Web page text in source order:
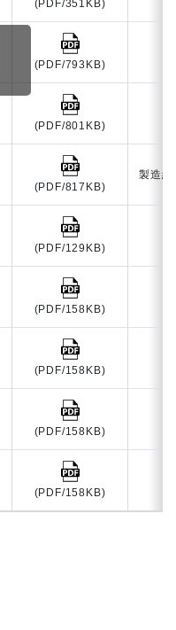
(PDF/351KB)
(PDF/793KB)
(PDF/801KB)
(PDF/817KB)
製造終
(PDF/129KB)
(PDF/158KB)
(PDF/158KB)
(PDF/158KB)
(PDF/158KB)